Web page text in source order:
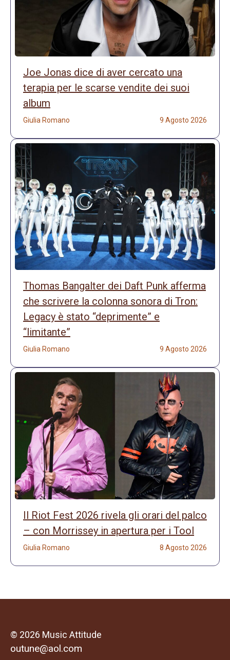
Joe Jonas dice di aver cercato una
terapia per le scarse vendite dei suoi
album
Giulia Romano 9 Agosto 2026
Thomas Bangalter dei Daft Punk afferma
che scrivere la colonna sonora di Tron:
Legacy è stato “deprimente” e
“limitante”
Giulia Romano 9 Agosto 2026
Il Riot Fest 2026 rivela gli orari del palco
– con Morrissey in apertura per i Tool
Giulia Romano 8 Agosto 2026
© 2026 Music Attitude
outune@aol.com